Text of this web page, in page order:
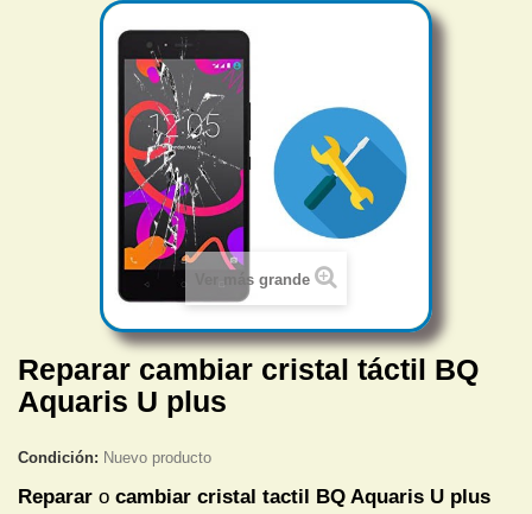
Ver más grande
Reparar cambiar cristal táctil BQ
Aquaris U plus
Condición: Nuevo producto
Reparar o cambiar cristal tactil
BQ Aquaris U plus